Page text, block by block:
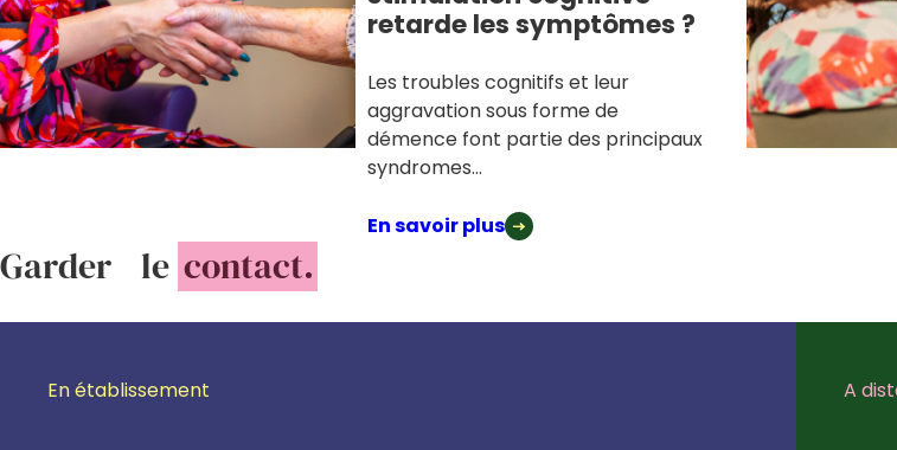
retarde les symptômes ?
Les troubles cognitifs et leur
aggravation sous forme de
démence font partie des principaux
syndromes...
En savoir plus
Garder le contact.
En établissement A